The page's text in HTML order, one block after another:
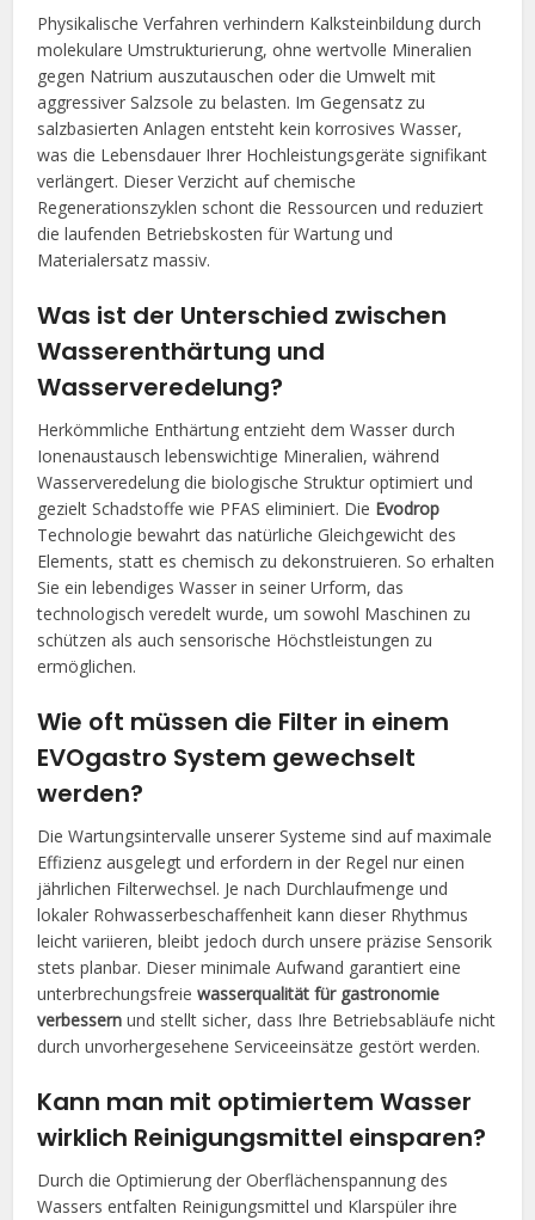
Physikalische Verfahren verhindern Kalksteinbildung durch
molekulare Umstrukturierung, ohne wertvolle Mineralien
gegen Natrium auszutauschen oder die Umwelt mit
aggressiver Salzsole zu belasten. Im Gegensatz zu
salzbasierten Anlagen entsteht kein korrosives Wasser,
was die Lebensdauer Ihrer Hochleistungsgeräte signifikant
verlängert. Dieser Verzicht auf chemische
Regenerationszyklen schont die Ressourcen und reduziert
die laufenden Betriebskosten für Wartung und
Materialersatz massiv.
Was ist der Unterschied zwischen
Wasserenthärtung und
Wasserveredelung?
Herkömmliche Enthärtung entzieht dem Wasser durch
Ionenaustausch lebenswichtige Mineralien, während
Wasserveredelung die biologische Struktur optimiert und
gezielt Schadstoffe wie PFAS eliminiert. Die Evodrop
Technologie bewahrt das natürliche Gleichgewicht des
Elements, statt es chemisch zu dekonstruieren. So erhalten
Sie ein lebendiges Wasser in seiner Urform, das
technologisch veredelt wurde, um sowohl Maschinen zu
schützen als auch sensorische Höchstleistungen zu
ermöglichen.
Wie oft müssen die Filter in einem
EVOgastro System gewechselt
werden?
Die Wartungsintervalle unserer Systeme sind auf maximale
Effizienz ausgelegt und erfordern in der Regel nur einen
jährlichen Filterwechsel. Je nach Durchlaufmenge und
lokaler Rohwasserbeschaffenheit kann dieser Rhythmus
leicht variieren, bleibt jedoch durch unsere präzise Sensorik
stets planbar. Dieser minimale Aufwand garantiert eine
unterbrechungsfreiewasserqualität für gastronomie
verbessern und stellt sicher, dass Ihre Betriebsabläufe nicht
durch unvorhergesehene Serviceeinsätze gestört werden.
Kann man mit optimiertem Wasser
wirklich Reinigungsmittel einsparen?
Durch die Optimierung der Oberflächenspannung des
Wassers entfalten Reinigungsmittel und Klarspüler ihre